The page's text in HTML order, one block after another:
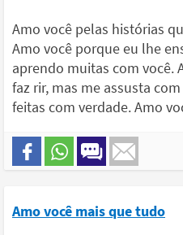
Amo você pelas histórias
Amo você porque eu lhe
aprendo muitas com você.
faz rir, mas me assusta
feitas com verdade. Amo
Amo você mais que tudo